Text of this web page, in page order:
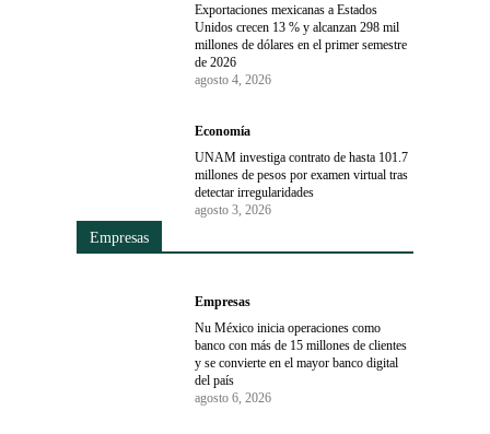
Exportaciones mexicanas a Estados
Unidos crecen 13 % y alcanzan 298 mil
millones de dólares en el primer semestre
de 2026
agosto 4, 2026
Economía
UNAM investiga contrato de hasta 101.7
millones de pesos por examen virtual tras
detectar irregularidades
agosto 3, 2026
Empresas
Empresas
Nu México inicia operaciones como
banco con más de 15 millones de clientes
y se convierte en el mayor banco digital
del país
agosto 6, 2026